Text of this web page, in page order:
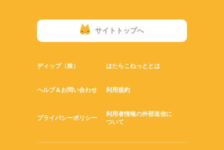
サイトトップへ
ディップ（株） はたらこねっととは
ヘルプ＆お問い合わせ 利用規約
プライバシーポリシー
利用者情報の外部送信に
ついて